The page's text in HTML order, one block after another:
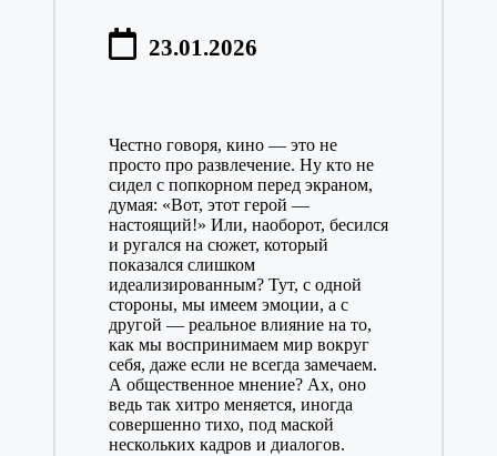
23.01.2026
Честно говоря, кино — это не
просто про развлечение. Ну кто не
сидел с попкорном перед экраном,
думая: «Вот, этот герой —
настоящий!» Или, наоборот, бесился
и ругался на сюжет, который
показался слишком
идеализированным? Тут, с одной
стороны, мы имеем эмоции, а с
другой — реальное влияние на то,
как мы воспринимаем мир вокруг
себя, даже если не всегда замечаем.
А общественное мнение? Ах, оно
ведь так хитро меняется, иногда
совершенно тихо, под маской
нескольких кадров и диалогов.